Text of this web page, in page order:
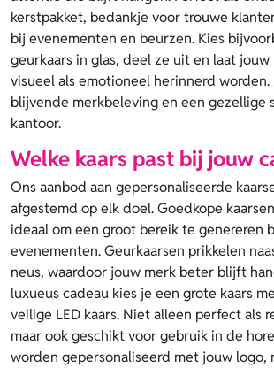
kerstpakket, bedankje voor trouwe
bij evenementen en beurzen. Kies
geurkaars in glas, deel ze uit en laat
visueel als emotioneel herinnerd worden.
blijvende merkbeleving en een gezellige
kantoor.
Welke kaars past bij jouw
Ons aanbod aan gepersonaliseerde
afgestemd op elk doel. Goedkope
ideaal om een groot bereik te genereren
evenementen. Geurkaarsen prikkelen
neus, waardoor jouw merk beter blijft
luxueus cadeau kies je een grote kaars
veilige LED kaars. Niet alleen perfect als
maar ook geschikt voor gebruik in de
worden gepersonaliseerd met jouw logo,